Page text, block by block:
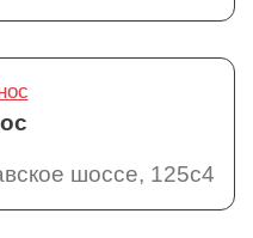
шоссе, 125с4